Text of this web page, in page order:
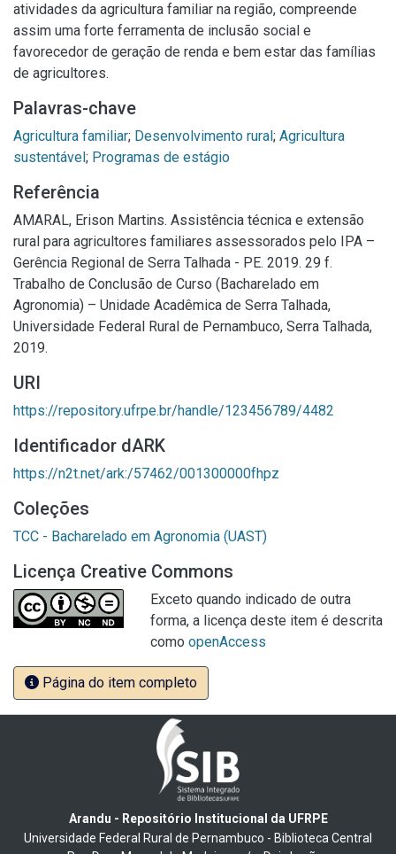
atividades da agricultura familiar na região, compreende
assim uma forte ferramenta de inclusão social e
favorecedor de geração de renda e bem estar das famílias
de agricultores.
Palavras-chave
Agricultura familiar; Desenvolvimento rural; Agricultura
sustentável; Programas de estágio
Referência
AMARAL, Erison Martins. Assistência técnica e extensão
rural para agricultores familiares assessorados pelo IPA –
Gerência Regional de Serra Talhada - PE. 2019. 29 f.
Trabalho de Conclusão de Curso (Bacharelado em
Agronomia) – Unidade Acadêmica de Serra Talhada,
Universidade Federal Rural de Pernambuco, Serra Talhada,
2019.
URI
https://repository.ufrpe.br/handle/123456789/4482
Identificador dARK
https://n2t.net/ark:/57462/001300000fhpz
Coleções
TCC - Bacharelado em Agronomia (UAST)
Licença Creative Commons
Exceto quando indicado de outra
forma, a licença deste item é descrita
como openAccess
Página do item completo
Arandu - Repositório Institucional da UFRPE
Universidade Federal Rural de Pernambuco - Biblioteca Central